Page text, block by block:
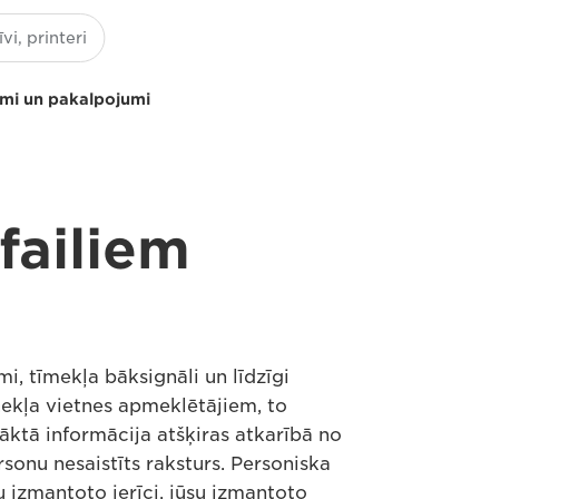
un pakalpojumi
tīmekļa bāksignāli un līdzīgi
vietnes apmeklētājiem, to
informācija atšķiras atkarībā no
nesaistīts raksturs. Personiska
izmantoto ierīci, jūsu izmantoto